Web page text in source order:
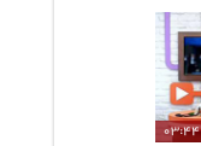
03:44